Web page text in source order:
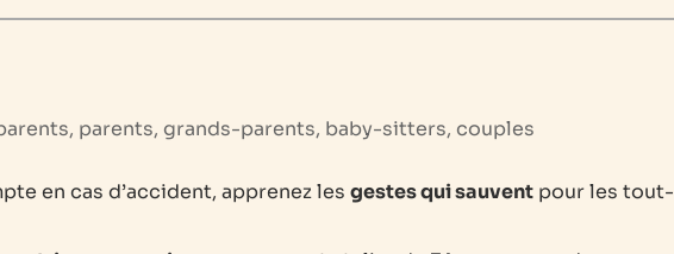
parents, grands-parents, baby-sitters, couples
en cas d’accident, apprenez les gestes qui sauvent pour les tout-